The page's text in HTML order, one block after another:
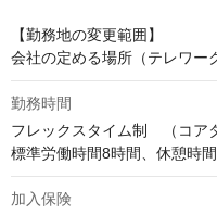
【勤務地の変更範囲】
会社の定める場所（テレワー
勤務時間
フレックスタイム制　（コア
標準労働時間8時間、休憩時
加入保険